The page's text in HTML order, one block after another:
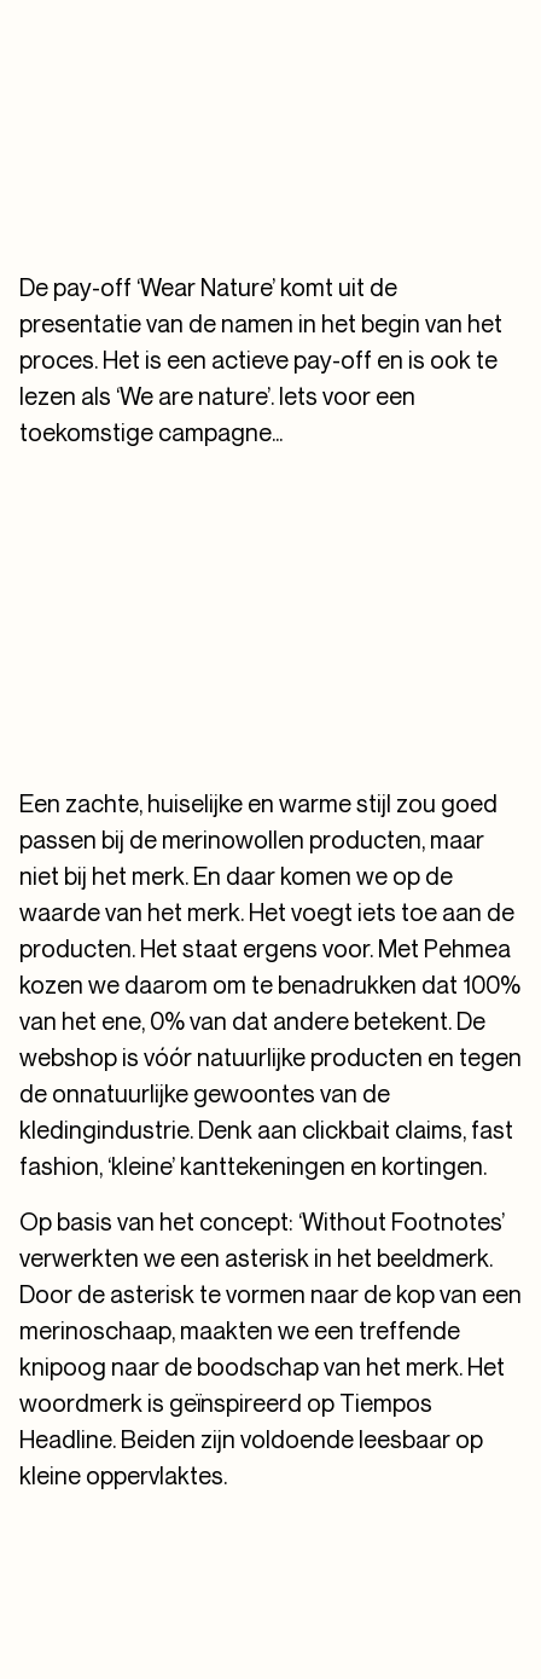
De pay-off ‘Wear Nature’ komt uit de
presentatie van de namen in het begin van het
proces. Het is een actieve pay-off en is ook te
lezen als ‘We are nature’. Iets voor een
toekomstige campagne...
Een zachte, huiselijke en warme stijl zou goed
passen bij de merinowollen producten, maar
niet bij het merk. En daar komen we op de
waarde van het merk. Het voegt iets toe aan de
producten. Het staat ergens voor. Met Pehmea
kozen we daarom om te benadrukken dat 100%
van het ene, 0% van dat andere betekent. De
webshop is vóór natuurlijke producten en tegen
de onnatuurlijke gewoontes van de
kledingindustrie. Denk aan clickbait claims, fast
fashion, ‘kleine’ kanttekeningen en kortingen.
Op basis van het concept: ‘Without Footnotes’
verwerkten we een asterisk in het beeldmerk.
Door de asterisk te vormen naar de kop van een
merinoschaap, maakten we een treffende
knipoog naar de boodschap van het merk. Het
woordmerk is geïnspireerd op Tiempos
Headline. Beiden zijn voldoende leesbaar op
kleine oppervlaktes.